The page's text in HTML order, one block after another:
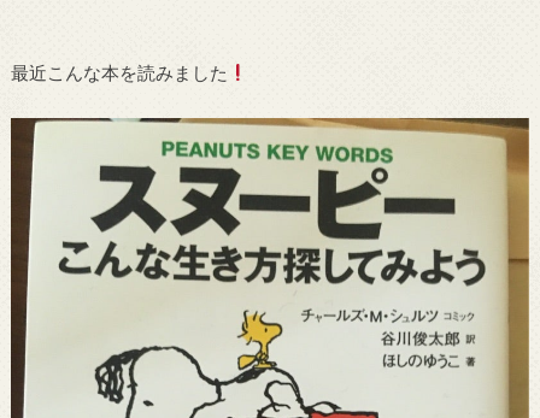
最近こんな本を読みました